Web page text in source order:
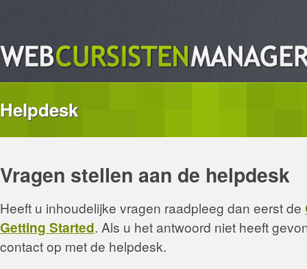
Helpdesk
Vragen stellen aan de helpdesk
Heeft u inhoudelijke vragen raadpleeg dan eerst de
Getting Started. Als u het antwoord niet heeft
contact op met de helpdesk.